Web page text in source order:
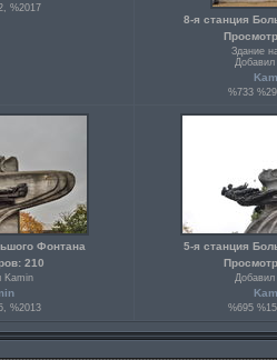
%2017
8-я станция
Здание
Добавил
%733
Фонтана
210
Kamin
%2013
5-я станция
Добавил
%695